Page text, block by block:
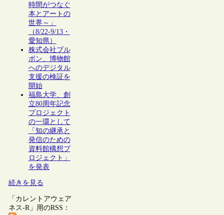
時間がつなぐ
本とアートの
世界～」
（8/22-9/13・
愛知県）
株式会社ブル
ボン、博物館
へのデジタル
支援の検証を
開始
福島大学、創
立80周年記念
プロジェクト
の一環として
「知の継承と
発信のための
資料館構想プ
ロジェクト」
を発表
続きを見る
「カレントアウェア
ネス-R」用のRSS：